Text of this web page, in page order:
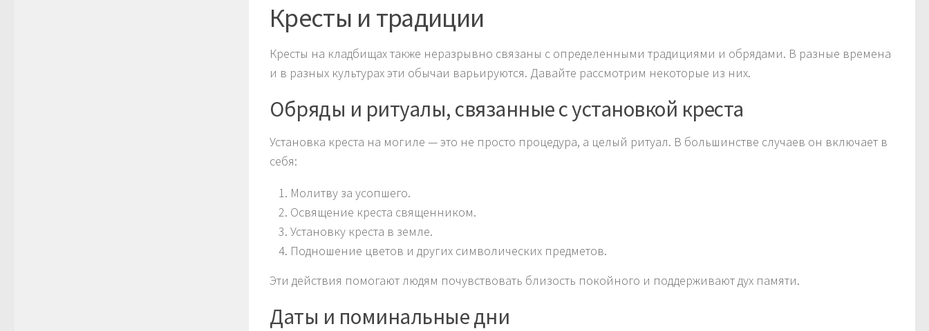
Кресты и традиции
Кресты на кладбищах также неразрывно связаны с определенными традициями и обрядами. В разные времена
и в разных культурах эти обычаи варьируются. Давайте рассмотрим некоторые из них.
Обряды и ритуалы, связанные с установкой креста
Установка креста на могиле — это не просто процедура, а целый ритуал. В большинстве случаев он включает в
себя:
Молитву за усопшего.
Освящение креста священником.
Установку креста в земле.
Подношение цветов и других символических предметов.
Эти действия помогают людям почувствовать близость покойного и поддерживают дух памяти.
Даты и поминальные дни